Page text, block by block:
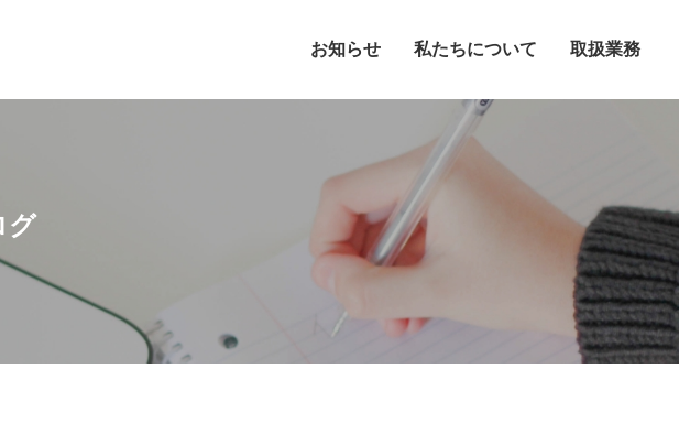
お知らせ 私たちについて 取扱業務
グ